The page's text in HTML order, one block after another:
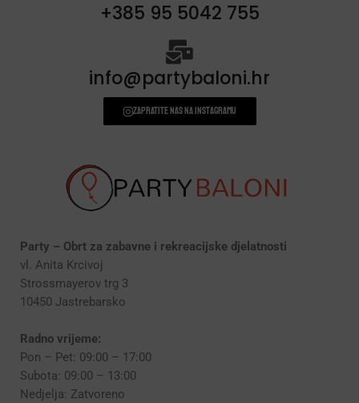
+385 95 5042 755
info@partybaloni.hr
Zapratite nas na instagramu
Party – Obrt za zabavne i rekreacijske djelatnosti
vl. Anita Krcivoj
Strossmayerov trg 3
10450 Jastrebarsko
Radno vrijeme:
Pon – Pet: 09:00 – 17:00
Subota: 09:00 – 13:00
Nedjelja: Zatvoreno